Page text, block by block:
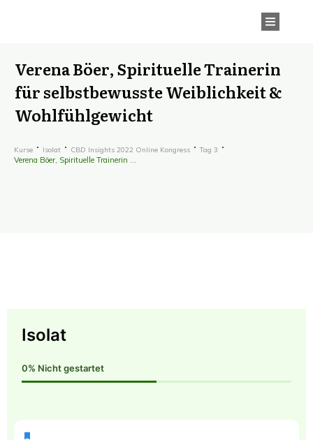
Verena Böer, Spirituelle Trainerin
für selbstbewusste Weiblichkeit &
Wohlfühlgewicht
Kurse Isolat CBD Insights 2022 Online Kongress Tag 3
Isolat
0% Nicht gestartet